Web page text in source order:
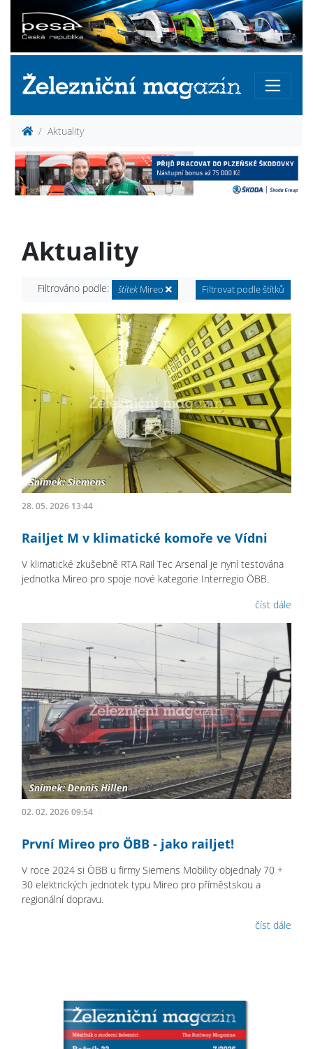
Aktuality
Aktuality
Filtrováno podle: štítekMireo Filtrovat podle štítků
28. 05. 2026 13:44
Railjet M v klimatické komoře ve Vídni
V klimatické zkušebně RTA Rail Tec Arsenal je nyní testována
jednotka Mireo pro spoje nové kategorie Interregio ÖBB.
číst dále
02. 02. 2026 09:54
První Mireo pro ÖBB - jako railjet!
V roce 2024 si ÖBB u firmy Siemens Mobility objednaly 70 +
30 elektrických jednotek typu Mireo pro příměstskou a
regionální dopravu.
číst dále